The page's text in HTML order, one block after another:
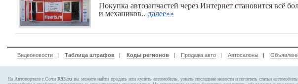
Покупка автозапчастей через Интернет становится всё
и механиков.. далее»»
Видеоновости | Таблица штрафов | Коды регионов | Продажа авто | Автосалоны |
На Автопортале г.СочиR93.ru вы можете найти продать или купить автомобиль, узнать последние новости и почитать статьи